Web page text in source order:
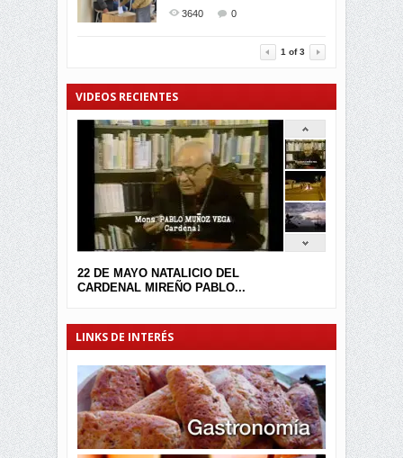
3640 0
GALARDONADA
1 of3
VIDEOS RECIENTES
22 DE MAYO NATALICIO DEL
CARDENAL MIREÑO PABLO...
LINKS DE INTERÉS